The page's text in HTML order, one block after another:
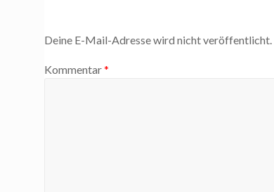
Deine E-Mail-Adresse wird nicht veröffentlicht.
Kommentar*